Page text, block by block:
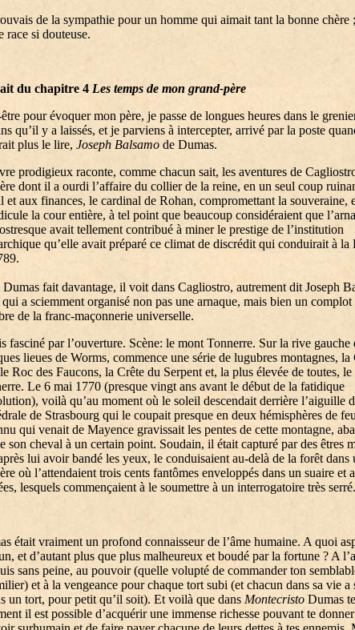
de la sympathie pour un homme qui aimait tant la bonne chère
race si douteuse.
du chapitre 4 Les temps de mon grand-père
pour évoquer mon père, je passe de longues heures dans le
qu’il y a laissés, et je parviens à intercepter, arrivé par la poste
plus le lire, Joseph Balsamo de Dumas.
prodigieux raconte, comme chacun sait, les aventures de
dont il a ourdi l’affaire du collier de la reine, en un seul coup
et aux finances, le cardinal de Rohan, compromettant la souveraine,
la cour entière, à tel point que beaucoup considéraient que
avait tellement contribué à miner le prestige de l’institution
qu’elle avait préparé ce climat de discrédit qui conduirait à la
fait davantage, il voit dans Cagliostro, autrement dit Joseph
a sciemment organisé non pas une arnaque, mais bien un
de la franc-maçonnerie universelle.
fasciné par l’ouverture. Scène: le mont Tonnerre. Sur la rive gauche
lieues de Worms, commence une série de lugubres montagnes, la
Roc des Faucons, la Crête du Serpent et, la plus élevée de toutes,
Le 6 mai 1770 (presque vingt ans avant le début de la fatidique
voilà qu’au moment où le soleil descendait derrière l’aiguille
de Strasbourg qui le coupait presque en deux hémisphères de
qui venait de Mayence gravissait les pentes de cette montagne,
son cheval à un certain point. Soudain, il était capturé par des êtres
lui avoir bandé les yeux, le conduisaient au-delà de la forêt dans
où l’attendaient trois cents fantômes enveloppés dans un suaire et
lesquels commençaient à le soumettre à un interrogatoire très serré.
était vraiment un profond connaisseur de l’âme humaine. A quoi
et d’autant plus que plus malheureux et boudé par la fortune ? A
sans peine, au pouvoir (quelle volupté de commander ton
et à la vengeance pour chaque tort subi (et chacun dans sa vie a
un tort, pour petit qu’il soit). Et voilà que dans Montecristo Dumas
il est possible d’acquérir une immense richesse pouvant te